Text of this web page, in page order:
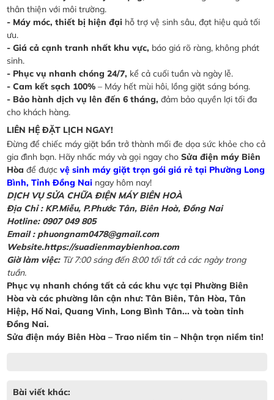
thân thiện với môi trường.
- Máy móc, thiết bị hiện đại hỗ trợ vệ sinh sâu, đạt hiệu quả tối
ưu.
- Giá cả cạnh tranh nhất khu vực, báo giá rõ ràng, không phát
sinh.
- Phục vụ nhanh chóng 24/7, kể cả cuối tuần và ngày lễ.
- Cam kết sạch 100% – Máy hết mùi hôi, lồng giặt sáng bóng.
- Bảo hành dịch vụ lên đến 6 tháng, đảm bảo quyền lợi tối đa
cho khách hàng.
LIÊN HỆ ĐẶT LỊCH NGAY!
Đừng để chiếc máy giặt bẩn trở thành mối đe dọa sức khỏe cho cả
gia đình bạn. Hãy nhấc máy và gọi ngay choSửa điện máy Biên
Hòa để đượcvệ sinh máy giặt trọn gói giá rẻ tại Phường Long
Bình, Tỉnh Đồng Nai ngay hôm nay!
DỊCH VỤ SỬA CHỮA ĐIỆN MÁY BIÊN HOÀ
Địa Chỉ :KP.Miễu, P.Phước Tân, Biên Hoà, Đồng Nai
Hotline: 0907 049 805
Email : phuongnam0478@gmail.com
Website.https://suadienmaybienhoa.com
Giờ làm việc:Từ 7:00 sáng đến 8:00 tối tất cả các ngày trong
tuần.
Phục vụ nhanh chóng tất cả các khu vực tại Phường Biên
Hòa và các phường lân cận như: Tân Biên, Tân Hòa, Tân
Hiệp, Hố Nai, Quang Vinh, Long Bình Tân... và toàn tỉnh
Đồng Nai.
Sửa điện máy Biên Hòa – Trao niềm tin – Nhận trọn niềm tin!
Bài viết khác: